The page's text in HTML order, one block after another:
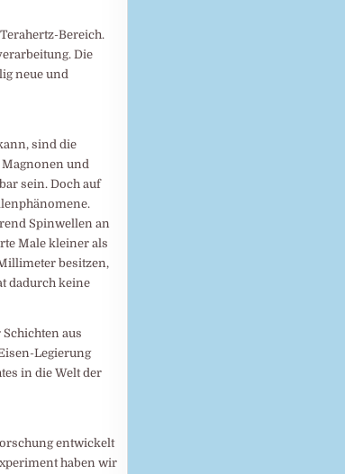
Bereich.
Die
neue und
sind die
und
sein. Doch auf
Spinwellen an
Male kleiner als
besitzen,
dadurch keine
aus
Legierung
in die Welt der
entwickelt
haben wir